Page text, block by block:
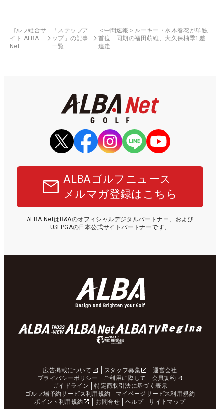
ゴルフ総合サ
イト ALBA
Net
「ステップア
ップ」の記事
一覧
＜中間速報＞ルーキー・水木春花が単独
首位 同期の福田萌維、大久保柚季1差
追走
ALBAゴルフニュース
メルマガ登録はこちら
ALBA NetはR&Aのオフィシャルデジタルパートナー、および
USLPGAの日本公式サイトパートナーです。
広告掲載について スタッフ募集
運営会社
プライバシーポリシー
ご利用に際して
会員規約
ガイドライン
特定商取引法に基づく表示
ゴルフ場予約サービス利用規約
マイページサービス利用規約
ポイント利用規約
お問合せ ヘルプ サイトマップ